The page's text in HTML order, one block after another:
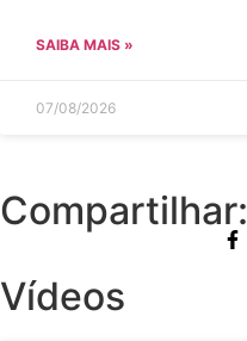
SAIBA MAIS »
07/08/2026
Compartilhar:
Vídeos